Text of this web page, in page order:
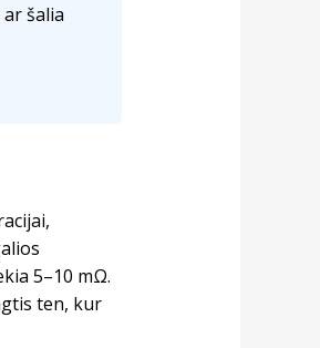
šalia
5–10 mΩ.
ten, kur